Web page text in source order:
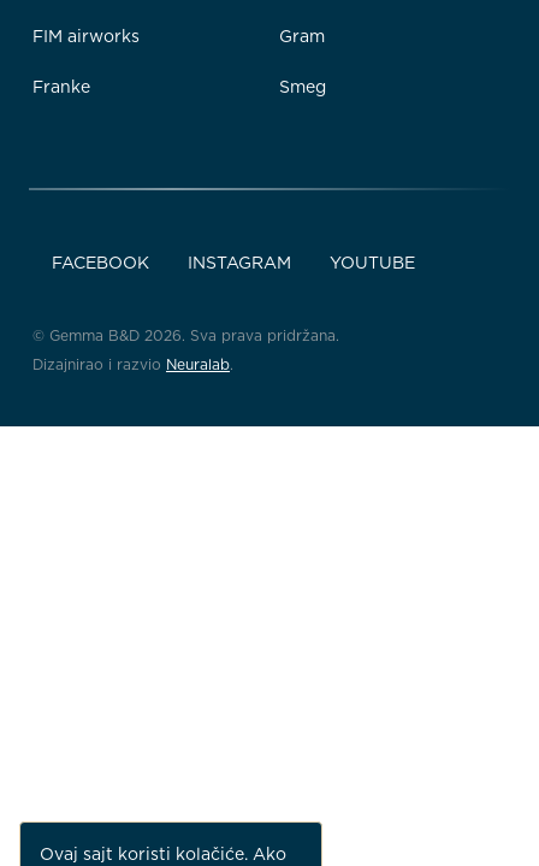
FIM airworks
Franke
Gram
Smeg
FACEBOOK INSTAGRAM YOUTUBE
© Gemma B&D 2026. Sva prava pridržana.
Dizajnirao i razvio Neuralab.
Ovaj sajt koristi kolačiće. Ako